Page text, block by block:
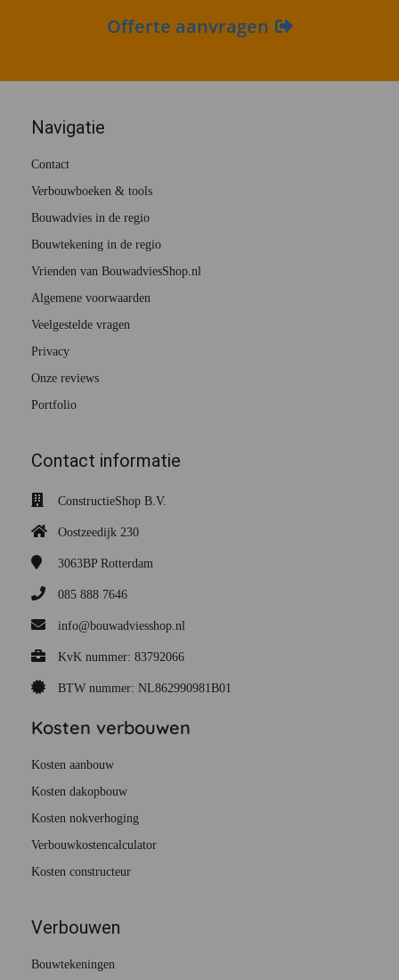
Offerte aanvragen
Navigatie
Contact
Verbouwboeken & tools
Bouwadvies in de regio
Bouwtekening in de regio
Vrienden van BouwadviesShop.nl
Algemene voorwaarden
Veelgestelde vragen
Privacy
Onze reviews
Portfolio
Contact informatie
ConstructieShop B.V.
Oostzeedijk 230
3063BP Rotterdam
085 888 7646
info@bouwadviesshop.nl
KvK nummer: 83792066
BTW nummer: NL862990981B01
Kosten verbouwen
Kosten aanbouw
Kosten dakopbouw
Kosten nokverhoging
Verbouwkostencalculator
Kosten constructeur
Verbouwen
Bouwtekeningen